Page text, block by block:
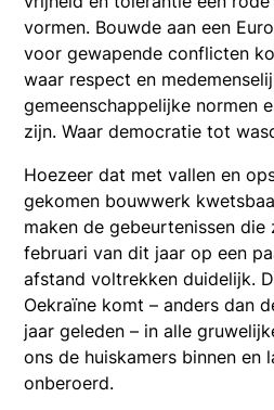
vormen. Bouwde aan een
voor gewapende conflicten
waar respect en
gemeenschappelijke normen
zijn. Waar democratie tot
Hoezeer dat met vallen en
gekomen bouwwerk
maken de gebeurtenissen die
februari van dit jaar op een
afstand voltrekken duidelijk.
Oekraïne komt – anders dan
jaar geleden – in alle
ons de huiskamers binnen en
onberoerd.